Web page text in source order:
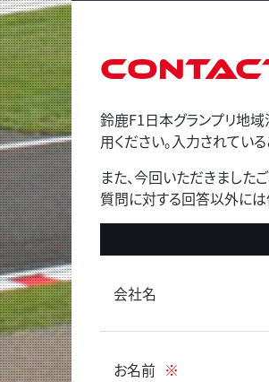
鈴鹿F1日本グランプリ地
用ください。入力されてい
また、今回いただきました
質問に対する回答以外には
会社名
お名前 ※